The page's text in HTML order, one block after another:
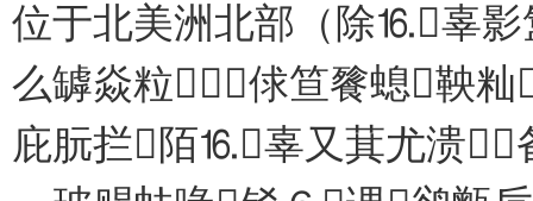
位于北美洲北部（除⒗辜
么罅焱粒６俅笪餮螅鞅
庇朊拦陌⒗辜又萁尤溃